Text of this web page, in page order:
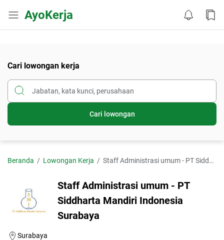
AyoKerja
Cari lowongan kerja
Cari lowongan
Beranda Lowongan Kerja Staff Administrasi umum - PT Siddharta Mandiri Indonesia Surabaya
Staff Administrasi umum - PT
Siddharta Mandiri Indonesia
Surabaya
Surabaya